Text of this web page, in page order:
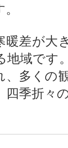
差が大
地域です
、多くの
四季折々